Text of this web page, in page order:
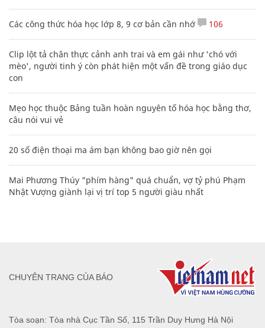
Các công thức hóa học lớp 8, 9 cơ bản cần nhớ 106
Clip lột tả chân thực cảnh anh trai và em gái như 'chó với
mèo', người tinh ý còn phát hiện một vấn đề trong giáo dục
con
Mẹo học thuộc Bảng tuần hoàn nguyên tố hóa học bằng thơ,
câu nói vui vẻ
20 số điện thoại ma ám bạn không bao giờ nên gọi
Mai Phương Thúy "phím hàng" quá chuẩn, vợ tỷ phú Phạm
Nhật Vượng giành lại vị trí top 5 người giàu nhất
Tòa soạn: Tòa nhà Cục Tần Số, 115 Trần Duy Hưng Hà Nội
CHUYÊN TRANG CỦA BÁO